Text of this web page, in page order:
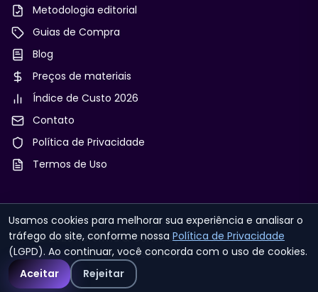
Metodologia editorial
Guias de Compra
Blog
Preços de materiais
Índice de Custo 2026
Contato
Política de Privacidade
Termos de Uso
© 2026 Reforma & Construção. Todos os direitos
reservados.
Usamos cookies para melhorar sua experiência e analisar o
tráfego do site, conforme nossa Política de Privacidade
(LGPD). Ao continuar, você concorda com o uso de cookies.
Aceitar
Rejeitar